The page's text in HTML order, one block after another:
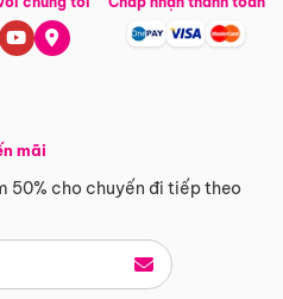
mãi
50% cho chuyến đi tiếp theo